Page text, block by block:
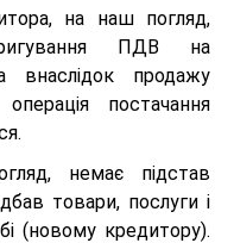
на наш погляд,
ПДВ на
внаслідок продажу
постачання
немає підстав
товари, послуги і
(новому кредитору).